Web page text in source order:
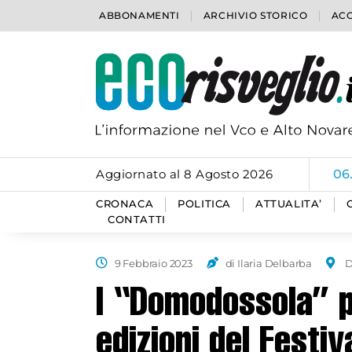
ABBONAMENTI ARCHIVIO STORICO
Aggiornato al 8 Agosto 2026
CRONACA POLITICA ATTUALITA’
CONTATTI
9 Febbraio 2023 di Ilaria Delbarba
I